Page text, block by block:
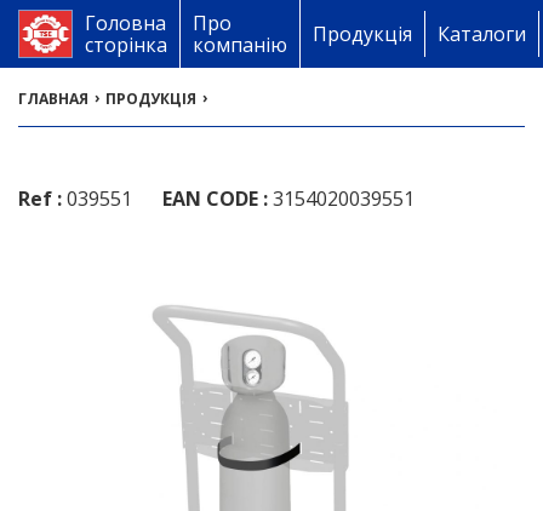
Головна
сторінка
Про
компанію
Продукція Каталоги
ГЛАВНАЯ › ПРОДУКЦІЯ ›
Ref :039551 EAN CODE :3154020039551